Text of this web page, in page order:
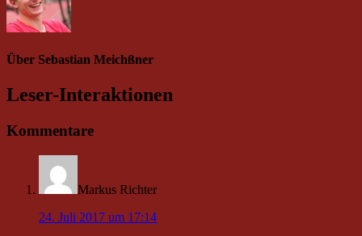
Über Sebastian Meichßner
Leser-Interaktionen
Kommentare
Markus Richter
24. Juli 2017 um 17:14